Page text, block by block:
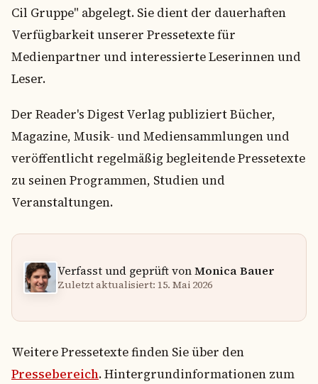
Cil Gruppe" abgelegt. Sie dient der dauerhaften
Verfügbarkeit unserer Pressetexte für
Medienpartner und interessierte Leserinnen und
Leser.
Der Reader's Digest Verlag publiziert Bücher,
Magazine, Musik- und Mediensammlungen und
veröffentlicht regelmäßig begleitende Pressetexte
zu seinen Programmen, Studien und
Veranstaltungen.
Verfasst und geprüft vonMonica Bauer
Zuletzt aktualisiert: 15. Mai 2026
Weitere Pressetexte finden Sie über den
Pressebereich. Hintergrundinformationen zum